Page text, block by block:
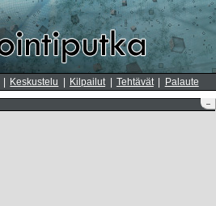
Keskustelu Kilpailut Tehtävät Palaute
–